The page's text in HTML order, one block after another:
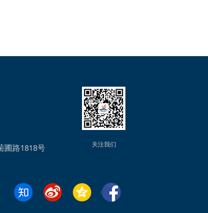
圃路1818号 关注我们